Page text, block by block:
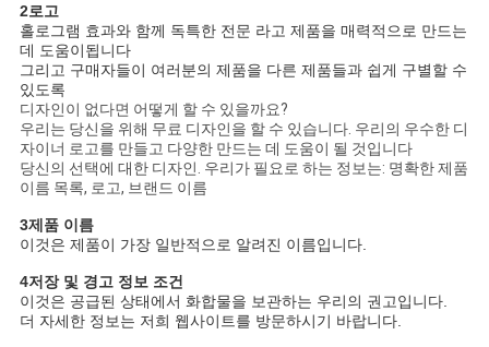
2로고
홀로그램 효과와 함께 독특한 전문 라고 제품을 매력적으로 만드는
데 도움이됩니다
그리고 구매자들이 여러분의 제품을 다른 제품들과 쉽게 구별할 수
있도록
디자인이 없다면 어떻게 할 수 있을까요?
우리는 당신을 위해 무료 디자인을 할 수 있습니다. 우리의 우수한 디
자이너 로고를 만들고 다양한 만드는 데 도움이 될 것입니다
당신의 선택에 대한 디자인. 우리가 필요로 하는 정보는: 명확한 제품
이름 목록, 로고, 브랜드 이름
3제품 이름
이것은 제품이 가장 일반적으로 알려진 이름입니다.
4저장 및 경고 정보 조건
이것은 공급된 상태에서 화합물을 보관하는 우리의 권고입니다.
더 자세한 정보는 저희 웹사이트를 방문하시기 바랍니다.